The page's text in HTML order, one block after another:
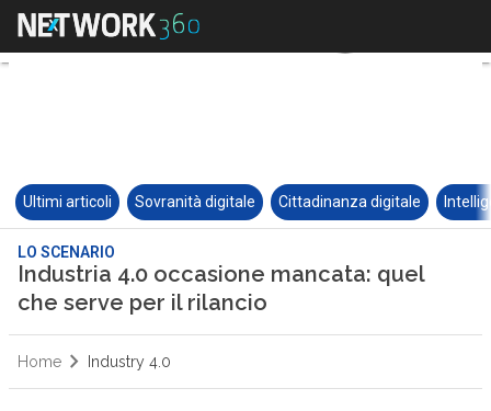
Ultimi articoli Sovranità digitale Cittadinanza digitale
LO SCENARIO
Industria 4.0 occasione mancata: quel
che serve per il rilancio
Home Industry 4.0